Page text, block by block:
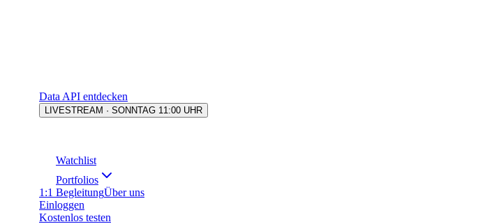
Data API entdecken
LIVESTREAM · SONNTAG 11:00 UHR
Watchlist
Portfolios
1:1 BegleitungÜber uns
Einloggen
Kostenlos testen